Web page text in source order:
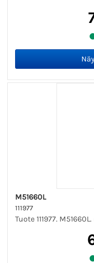
M51660L
111977
Tuote 111977.